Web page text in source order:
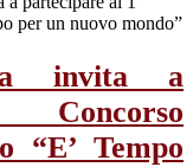
per un nuovo mondo”
invita a
“E’ Tempo